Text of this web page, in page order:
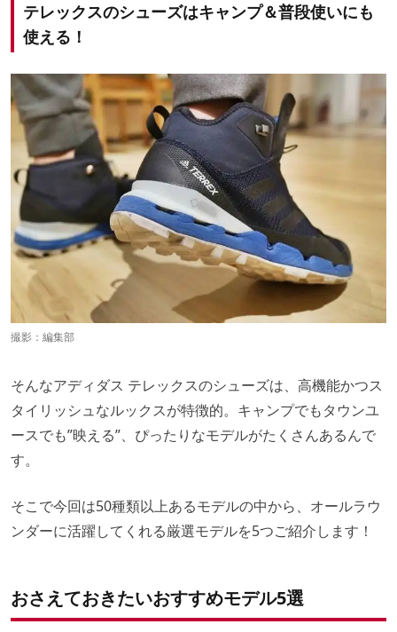
テレックスのシューズはキャンプ＆普段使いにも
使える！
撮影：編集部
そんなアディダス テレックスのシューズは、高機能かつス
タイリッシュなルックスが特徴的。キャンプでもタウンユ
ースでも”映える”、ぴったりなモデルがたくさんあるんで
す。
そこで今回は50種類以上あるモデルの中から、オールラウ
ンダーに活躍してくれる厳選モデルを5つご紹介します！
おさえておきたいおすすめモデル5選